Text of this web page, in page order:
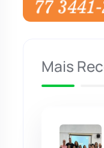
Brumado
Caculé
Caetité
Mais